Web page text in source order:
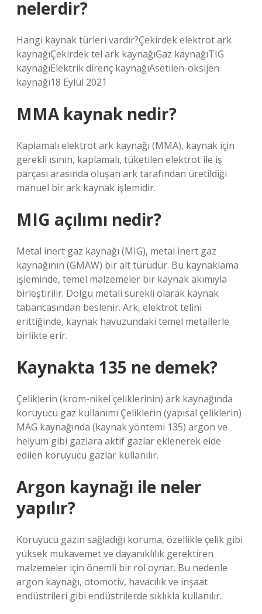
nelerdir?
Hangi kaynak türleri vardır?Çekirdek elektrot ark
kaynağıÇekirdek tel ark kaynağıGaz kaynağıTIG
kaynağıElektrik direnç kaynağıAsetilen-oksijen
kaynağı18 Eylül 2021
MMA kaynak nedir?
Kaplamalı elektrot ark kaynağı (MMA), kaynak için
gerekli ısının, kaplamalı, tüketilen elektrot ile iş
parçası arasında oluşan ark tarafından üretildiği
manuel bir ark kaynak işlemidir.
MIG açılımı nedir?
Metal inert gaz kaynağı (MIG), metal inert gaz
kaynağının (GMAW) bir alt türüdür. Bu kaynaklama
işleminde, temel malzemeler bir kaynak akımıyla
birleştirilir. Dolgu metali sürekli olarak kaynak
tabancasından beslenir. Ark, elektrot telini
erittiğinde, kaynak havuzundaki temel metallerle
birlikte erir.
Kaynakta 135 ne demek?
Çeliklerin (krom-nikel çeliklerinin) ark kaynağında
koruyucu gaz kullanımı Çeliklerin (yapısal çeliklerin)
MAG kaynağında (kaynak yöntemi 135) argon ve
helyum gibi gazlara aktif gazlar eklenerek elde
edilen koruyucu gazlar kullanılır.
Argon kaynağı ile neler
yapılır?
Koruyucu gazın sağladığı koruma, özellikle çelik gibi
yüksek mukavemet ve dayanıklılık gerektiren
malzemeler için önemli bir rol oynar. Bu nedenle
argon kaynağı, otomotiv, havacılık ve inşaat
endüstrileri gibi endüstrilerde sıklıkla kullanılır.